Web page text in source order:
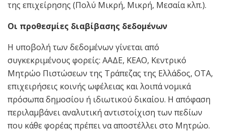
της επιχείρησης (Πολύ Μικρή, Μικρή, Μεσαία κλπ.).
Οι προθεσμίες διαβίβασης δεδομένων
Η υποβολή των δεδομένων γίνεται από
συγκεκριμένους φορείς: ΑΑΔΕ, ΚΕΑΟ, Κεντρικό
Μητρώο Πιστώσεων της Τράπεζας της Ελλάδος, ΟΤΑ,
επιχειρήσεις κοινής ωφέλειας και λοιπά νομικά
πρόσωπα δημοσίου ή ιδιωτικού δικαίου. Η απόφαση
περιλαμβάνει αναλυτική αντιστοίχιση των πεδίων
που κάθε φορέας πρέπει να αποστέλλει στο Μητρώο.